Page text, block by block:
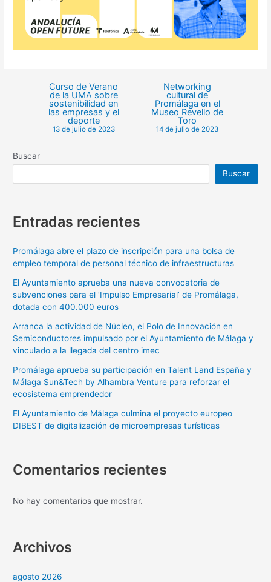
Curso de Verano
de la UMA sobre
sostenibilidad en
las empresas y el
deporte
13 de julio de 2023
Networking
cultural de
Promálaga en el
Museo Revello de
Toro
14 de julio de 2023
Buscar
Buscar
Entradas recientes
Promálaga abre el plazo de inscripción para una bolsa de
empleo temporal de personal técnico de infraestructuras
El Ayuntamiento aprueba una nueva convocatoria de
subvenciones para el ‘Impulso Empresarial’ de Promálaga,
dotada con 400.000 euros
Arranca la actividad de Núcleo, el Polo de Innovación en
Semiconductores impulsado por el Ayuntamiento de Málaga y
vinculado a la llegada del centro imec
Promálaga aprueba su participación en Talent Land España y
Málaga Sun&Tech by Alhambra Venture para reforzar el
ecosistema emprendedor
El Ayuntamiento de Málaga culmina el proyecto europeo
DIBEST de digitalización de microempresas turísticas
Comentarios recientes
No hay comentarios que mostrar.
Archivos
agosto 2026